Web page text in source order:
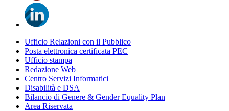
Ufficio Relazioni con il Pubblico
Posta elettronica certificata PEC
Ufficio stampa
Redazione Web
Centro Servizi Informatici
Disabilità e DSA
Bilancio di Genere & Gender Equality Plan
Area Riservata